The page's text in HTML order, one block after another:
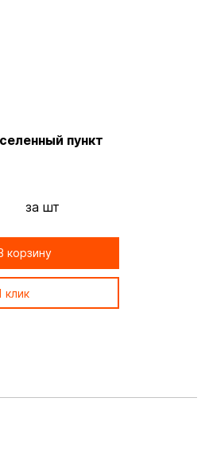
пункт
за шт
корзину
клик